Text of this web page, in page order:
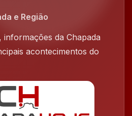
e Região
informações da Chapada
acontecimentos do